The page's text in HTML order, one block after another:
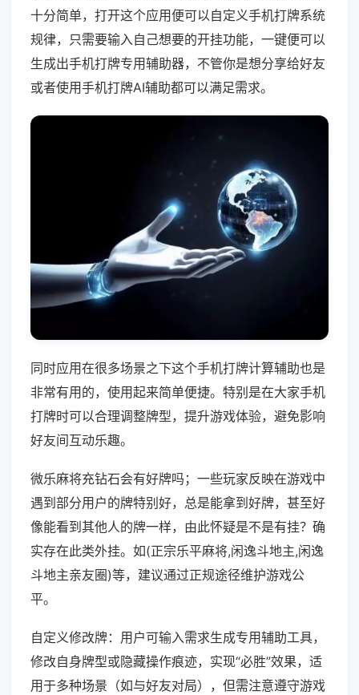
十分简单，打开这个应用便可以自定义手机打牌系统
规律，只需要输入自己想要的开挂功能，一键便可以
生成出手机打牌专用辅助器，不管你是想分享给好友
或者使用手机打牌AI辅助都可以满足需求。
同时应用在很多场景之下这个手机打牌计算辅助也是
非常有用的，使用起来简单便捷。特别是在大家手机
打牌时可以合理调整牌型，提升游戏体验，避免影响
好友间互动乐趣。
微乐麻将充钻石会有好牌吗；一些玩家反映在游戏中
遇到部分用户的牌特别好，总是能拿到好牌，甚至好
像能看到其他人的牌一样，由此怀疑是不是有挂？确
实存在此类外挂。如(正宗乐平麻将,闲逸斗地主,闲逸
斗地主亲友圈)等，建议通过正规途径维护游戏公
平。
自定义修改牌：用户可输入需求生成专用辅助工具，
修改自身牌型或隐藏操作痕迹，实现“必胜”效果，适
用于多种场景（如与好友对局），但需注意遵守游戏